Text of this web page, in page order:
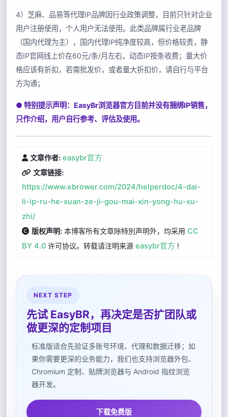
4）芝麻、品易等代理IP品牌因行业政策调整，目前只针对企业
用户注册使用，个人用户无法使用。此类品牌属行业老品牌
（国内代理为主），国内代理IP纯净度较高，但价格较贵，静
态IP官网线上价在60元/条/月左右，动态IP按条收费；量大价
格应该有折扣，若需批发价，或者量大折扣价，请自行与平台
方沟通；
● 特别提示声明：EasyBr浏览器官方目前并没有捆绑IP销售，
只作介绍，用户自行参考、评估及使用。
文章作者: easybr官方
文章链接:
https://www.ebrower.com/2024/helperdoc/4-dai-
li-ip-ru-he-xuan-ze-ji-gou-mai-xin-yong-hu-xu-
zhi/
版权声明: 本博客所有文章除特別声明外，均采用CC
BY 4.0 许可协议。转载请注明来源easybr官方 !
NEXT STEP
先试 EasyBR，再决定是否扩团队或
做更深的定制项目
标准版适合先验证多账号环境、代理和数据迁移；如
果你需要更深的业务能力，我们也支持浏览器外包、
Chromium 定制、贴牌浏览器与 Android 指纹浏览
器开发。
下载免费版